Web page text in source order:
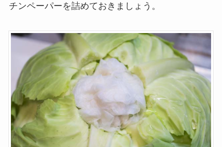
チンペーパーを詰めておきましょう。